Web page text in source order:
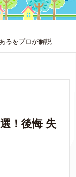
るをプロが解説
！後悔 失